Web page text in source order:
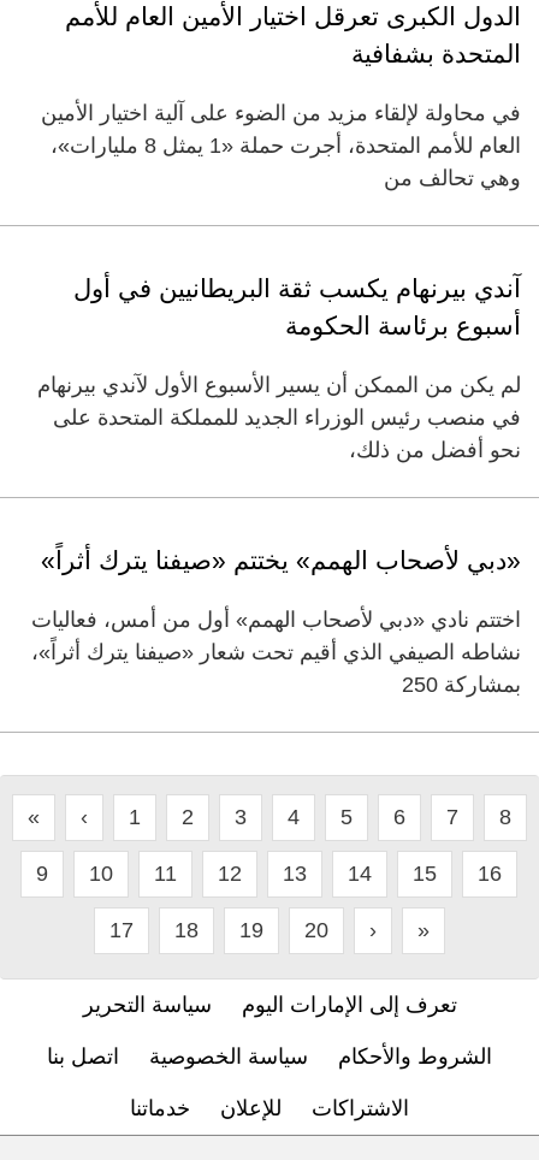
الدول الكبرى تعرقل اختيار الأمين العام للأمم
المتحدة بشفافية
في محاولة لإلقاء مزيد من الضوء على آلية اختيار الأمين
العام للأمم المتحدة، أجرت حملة «1 يمثل 8 مليارات»،
وهي تحالف من
آندي بيرنهام يكسب ثقة البريطانيين في أول
أسبوع برئاسة الحكومة
لم يكن من الممكن أن يسير الأسبوع الأول لآندي بيرنهام
في منصب رئيس الوزراء الجديد للمملكة المتحدة على
نحو أفضل من ذلك،
«دبي لأصحاب الهمم» يختتم «صيفنا يترك أثراً»
اختتم نادي «دبي لأصحاب الهمم» أول من أمس، فعاليات
نشاطه الصيفي الذي أقيم تحت شعار «صيفنا يترك أثراً»،
بمشاركة 250
« ‹ 1 2 3 4 5 6 7 8
9 10 11 12 13 14 15 16
17 18 19 20 › »
تعرف إلى الإمارات اليوم سياسة التحرير
الشروط والأحكام سياسة الخصوصية اتصل بنا
الاشتراكات للإعلان خدماتنا